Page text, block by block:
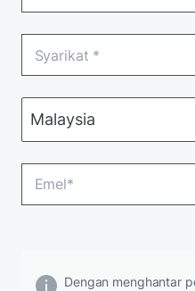
Dengan menghantar